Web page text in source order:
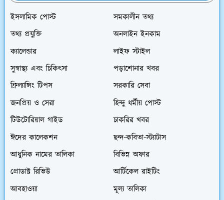
ইসলামিক পোস্ট
সমকালীন তথ্য
তথ্য প্রযুক্তি
অনলাইন ইনকাম
ক্যালেন্ডার
লাইফ স্টাইল
সুস্বাস্থ্য এবং চিকিৎসা
পড়াশোনার খবর
ফ্রিল্যান্সিং টিপস
সরকারি সেবা
জনপ্রিয় ও সেরা
হিন্দু ধর্মীয় পোস্ট
টিউটোরিয়াল গাইড
চাকরির খবর
ঈদের কালেকশন
ছন্দ-কবিতা-স্ট্যাটাস
আধুনিক নামের তালিকা
বিভিন্ন অফার
প্রোডাক্ট রিভিউ
আর্টিকেল রাইটিং
আবহাওয়া
মূল্য তালিকা